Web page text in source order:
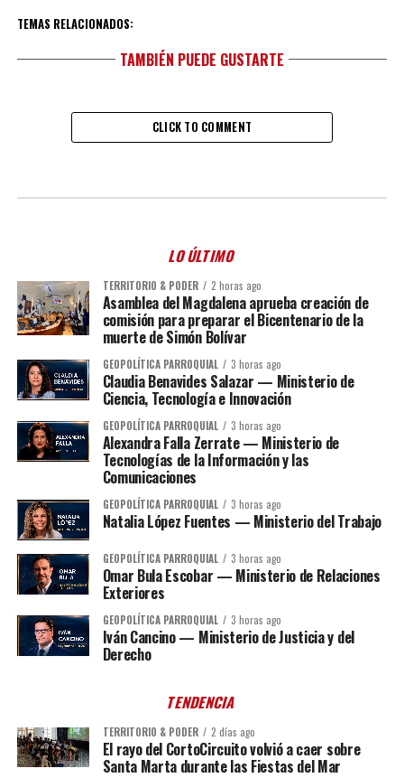
TEMAS RELACIONADOS:
TAMBIÉN PUEDE GUSTARTE
CLICK TO COMMENT
LO ÚLTIMO
TERRITORIO & PODER 2 horas ago
Asamblea del Magdalena aprueba creación de
comisión para preparar el Bicentenario de la
muerte de Simón Bolívar
GEOPOLÍTICA PARROQUIAL 3 horas ago
Claudia Benavides Salazar — Ministerio de
Ciencia, Tecnología e Innovación
GEOPOLÍTICA PARROQUIAL 3 horas ago
Alexandra Falla Zerrate — Ministerio de
Tecnologías de la Información y las
Comunicaciones
GEOPOLÍTICA PARROQUIAL 3 horas ago
Natalia López Fuentes — Ministerio del Trabajo
GEOPOLÍTICA PARROQUIAL 3 horas ago
Omar Bula Escobar — Ministerio de Relaciones
Exteriores
GEOPOLÍTICA PARROQUIAL 3 horas ago
Iván Cancino — Ministerio de Justicia y del
Derecho
TENDENCIA
TERRITORIO & PODER 2 días ago
El rayo del CortoCircuito volvió a caer sobre
Santa Marta durante las Fiestas del Mar